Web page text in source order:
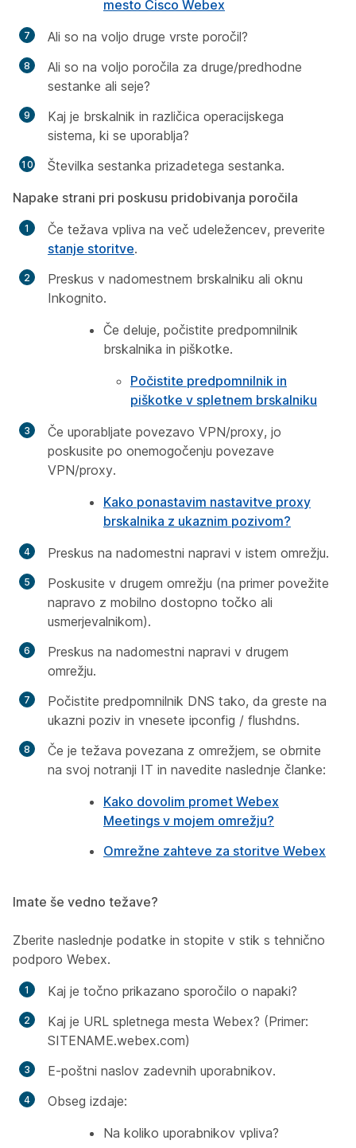
mesto Cisco Webex
Ali so na voljo druge vrste poročil?
Ali so na voljo poročila za druge/predhodne
sestanke ali seje?
Kaj je brskalnik in različica operacijskega
sistema, ki se uporablja?
Številka sestanka prizadetega sestanka.
Napake strani pri poskusu pridobivanja poročila
Če težava vpliva na več udeležencev, preverite
stanje storitve.
Preskus v nadomestnem brskalniku ali oknu
Inkognito.
Če deluje, počistite predpomnilnik
brskalnika in piškotke.
Počistite predpomnilnik in
piškotke v spletnem brskalniku
Če uporabljate povezavo VPN/proxy, jo
poskusite po onemogočenju povezave
VPN/proxy.
Kako ponastavim nastavitve proxy
brskalnika z ukaznim pozivom?
Preskus na nadomestni napravi v istem omrežju.
Poskusite v drugem omrežju (na primer povežite
napravo z mobilno dostopno točko ali
usmerjevalnikom).
Preskus na nadomestni napravi v drugem
omrežju.
Počistite predpomnilnik DNS tako, da greste na
ukazni poziv in vnesete ipconfig / flushdns.
Če je težava povezana z omrežjem, se obrnite
na svoj notranji IT in navedite naslednje članke:
Kako dovolim promet Webex
Meetings v mojem omrežju?
Omrežne zahteve za storitve Webex
Imate še vedno težave?
Zberite naslednje podatke in stopite v stik s tehnično
podporo Webex.
Kaj je točno prikazano sporočilo o napaki?
Kaj je URL spletnega mesta Webex? (Primer:
SITENAME.webex.com)
E-poštni naslov zadevnih uporabnikov.
Obseg izdaje:
Na koliko uporabnikov vpliva?